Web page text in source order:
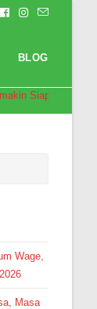
BLOG
Siap Bersaing
Wage,
Masa